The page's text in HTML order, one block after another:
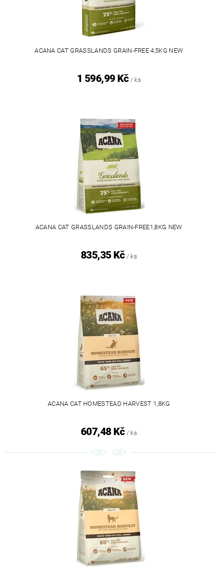
ACANA CAT GRASSLANDS GRAIN-FREE 4,5KG NEW
1 596,99 Kč / ks
ACANA CAT GRASSLANDS GRAIN-FREE1,8KG NEW
835,35 Kč / ks
ACANA CAT HOMESTEAD HARVEST 1,8KG
607,48 Kč / ks